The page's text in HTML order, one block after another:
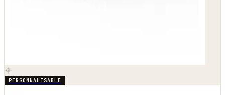
PERSONNALISABLE